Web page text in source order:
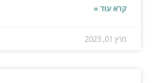
קרא עוד »
מרץ 01, 2023